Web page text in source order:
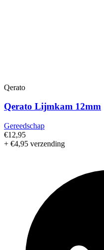
Qerato
Qerato Lijmkam 12mm
Gereedschap
€12,95
+ €4,95 verzending